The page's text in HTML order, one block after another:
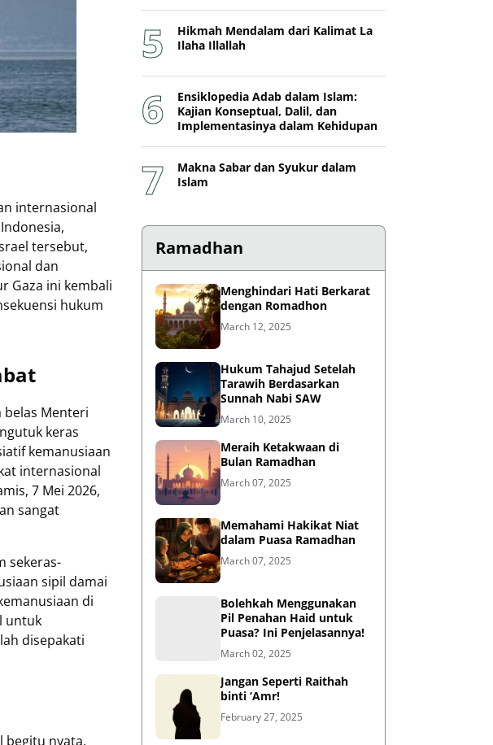
internasional
tersebut,
dan
Gaza ini kembali
hukum
belas Menteri
keras
kemanusiaan
internasional
7 Mei 2026,
sangat
sekeras-
sipil damai
di
untuk
disepakati
begitu nyata,
Hikmah Mendalam dari Kalimat La
Ilaha Illallah
Ensiklopedia Adab dalam Islam:
Kajian Konseptual, Dalil, dan
Implementasinya dalam Kehidupan
Makna Sabar dan Syukur dalam
Islam
Ramadhan
Menghindari Hati Berkarat
dengan Romadhon
March 12, 2025
Hukum Tahajud Setelah
Tarawih Berdasarkan
Sunnah Nabi SAW
March 10, 2025
Meraih Ketakwaan di
Bulan Ramadhan
March 07, 2025
Memahami Hakikat Niat
dalam Puasa Ramadhan
March 07, 2025
Bolehkah Menggunakan
Pil Penahan Haid untuk
Puasa? Ini Penjelasannya!
March 02, 2025
Jangan Seperti Raithah
binti ‘Amr!
February 27, 2025